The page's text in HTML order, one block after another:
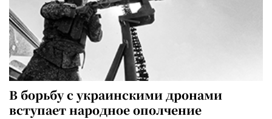
В борьбу с украинскими дронами
вступает народное ополчение